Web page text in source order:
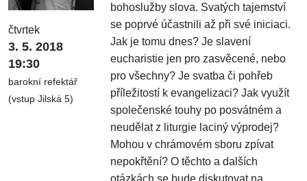
čtvrtek
3. 5. 2018
19:30
barokní refektář
(vstup Jilská 5)
bohoslužby slova. Svatých tajemství
se poprvé účastnili až při své iniciaci.
Jak je tomu dnes? Je slavení
eucharistie jen pro zasvěcené, nebo
pro všechny? Je svatba či pohřeb
příležitostí k evangelizaci? Jak využít
společenské touhy po posvátném a
neudělat z liturgie laciný výprodej?
Mohou v chrámovém sboru zpívat
nepokřtění? O těchto a dalších
otázkách se bude diskutovat na